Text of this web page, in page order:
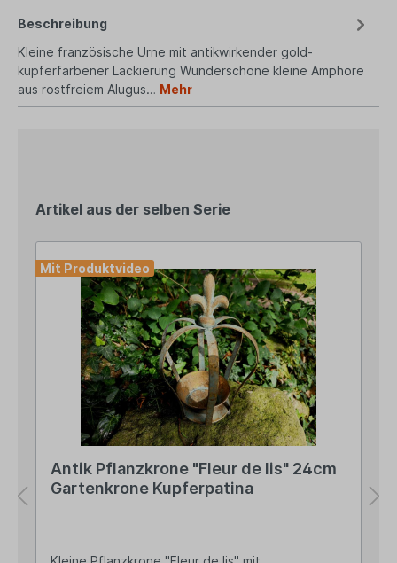
Beschreibung
Kleine französische Urne mit antikwirkender gold-
kupferfarbener Lackierung Wunderschöne kleine Amphore
aus rostfreiem Alugus… Mehr
Artikel aus der selben Serie
Mit Produktvideo
Antik Pflanzkrone "Fleur de lis" 24cm
Gartenkrone Kupferpatina